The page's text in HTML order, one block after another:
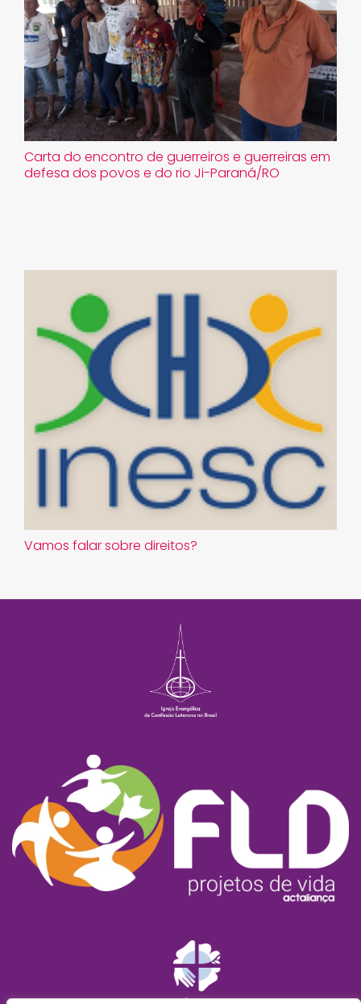
Carta do encontro de guerreiros e guerreiras em
defesa dos povos e do rio Ji-Paraná/RO
Vamos falar sobre direitos?